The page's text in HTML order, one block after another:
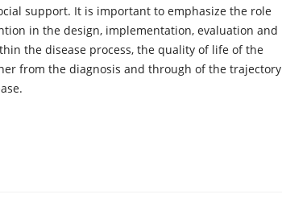
support. It is important to emphasize the role
in the design, implementation, evaluation and
the disease process, the quality of life of the
from the diagnosis and through of the trajectory